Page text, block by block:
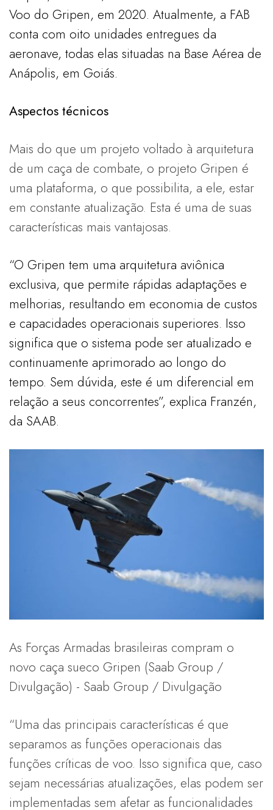
Voo do Gripen, em 2020. Atualmente, a FAB
conta com oito unidades entregues da
aeronave, todas elas situadas na Base Aérea de
Anápolis, em Goiás.
Aspectos técnicos
Mais do que um projeto voltado à arquitetura
de um caça de combate, o projeto Gripen é
uma plataforma, o que possibilita, a ele, estar
em constante atualização. Esta é uma de suas
características mais vantajosas.
“O Gripen tem uma arquitetura aviônica
exclusiva, que permite rápidas adaptações e
melhorias, resultando em economia de custos
e capacidades operacionais superiores. Isso
significa que o sistema pode ser atualizado e
continuamente aprimorado ao longo do
tempo. Sem dúvida, este é um diferencial em
relação a seus concorrentes”, explica Franzén,
da SAAB.
As Forças Armadas brasileiras compram o
novo caça sueco Gripen (Saab Group /
Divulgação) - Saab Group / Divulgação
“Uma das principais características é que
separamos as funções operacionais das
funções críticas de voo. Isso significa que, caso
sejam necessárias atualizações, elas podem ser
implementadas sem afetar as funcionalidades